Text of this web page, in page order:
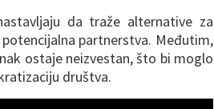
da traže alternative za
partnerstva. Međutim,
ostaje neizvestan, što bi moglo
društva.